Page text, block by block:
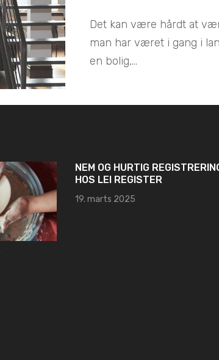
Det kan være hårdt at
man har været i gang i
en bolig,...
NEM OG HURTIG
HOS LEI REGISTER
19. marts 2025